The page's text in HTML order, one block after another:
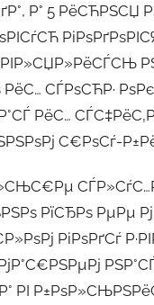
Р° 5 РёСЋРЅСЏ
РёС… СЃРѕСЋР·
РёС…
С€РѕСѓ-
РїСЂРѕ РµРµ
РіРѕРґСѓ
РІ